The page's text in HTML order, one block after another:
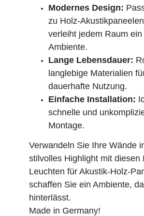
Modernes Design:
zu Holz-
verleiht jedem Raum
Ambiente.
Lange Lebensdauer:
langlebige Materialien
dauerhafte Nutzung.
Einfache Installation:
schnelle und
Montage.
Verwandeln Sie Ihre Wände
stilvolles Highlight mit diesen
Leuchten für Akustik-Holz-
schaffen Sie ein Ambiente,
hinterlässt.
Made in Germany!